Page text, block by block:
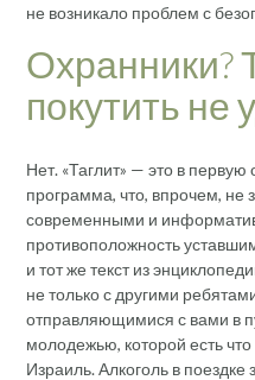
не возникало проблем с
Охранники?
покутить не
Нет. «Таглит» — это в
программа, что, впрочем, не
современными и
противоположность
и тот же текст из
не только с другими
отправляющимися с вами в
молодежью, которой есть
Израиль. Алкоголь в